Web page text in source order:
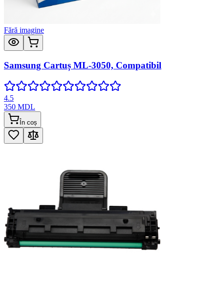
Fără imagine
Samsung Cartuș ML-3050, Compatibil
4.5
350 MDL
În coș